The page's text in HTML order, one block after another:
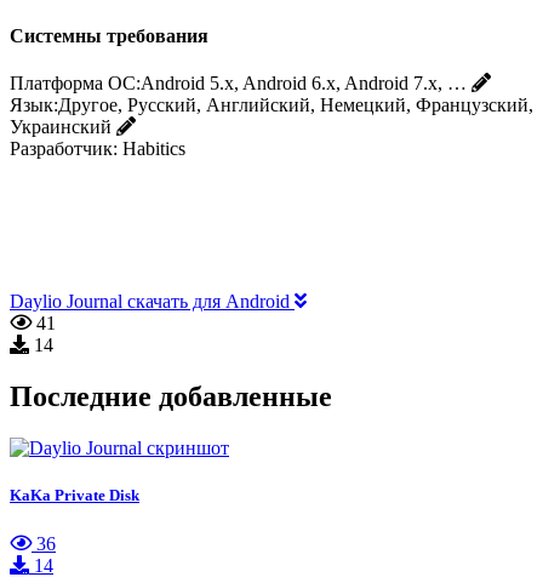
Системны требования
Платформа ОС:Android 5.x, Android 6.x, Android 7.x, …
Язык:Другое, Русский, Английский, Немецкий, Французский,
Украинский
Разработчик: Habitics
Daylio Journal скачать для Android
41
14
Последние добавленные
KaKa Private Disk
36
14